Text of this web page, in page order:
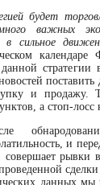
будет
важных
сильное
календаре
и продажу.
а стоп-лосс
и
совершает рывки
сделки
данных мы